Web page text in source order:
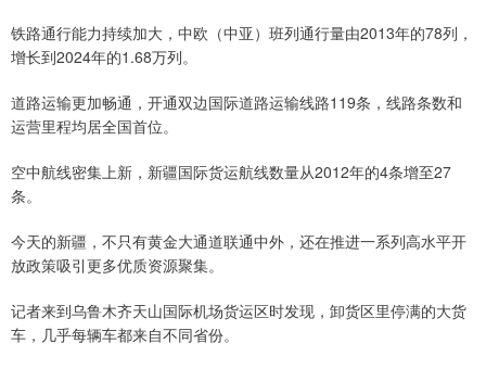
铁路通行能力持续加大，中欧（中亚）班列通行量由2013年的78列，
增长到2024年的1.68万列。
道路运输更加畅通，开通双边国际道路运输线路119条，线路条数和
运营里程均居全国首位。
空中航线密集上新，新疆国际货运航线数量从2012年的4条增至27
条。
今天的新疆，不只有黄金大通道联通中外，还在推进一系列高水平开
放政策吸引更多优质资源聚集。
记者来到乌鲁木齐天山国际机场货运区时发现，卸货区里停满的大货
车，几乎每辆车都来自不同省份。